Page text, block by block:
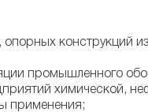
опорных конструкций
промышленного
химической,
применения;